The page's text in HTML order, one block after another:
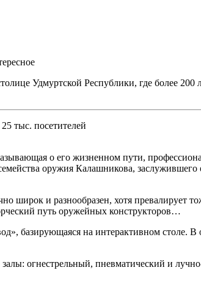
Удмуртской Республики, где более 200
тыс. посетителей
о его жизненном пути,
оружия Калашникова,
широк и разнообразен, хотя превалирует
путь оружейных конструкторов…
базирующаяся на интерактивном столе. В
огнестрельный, пневматический и